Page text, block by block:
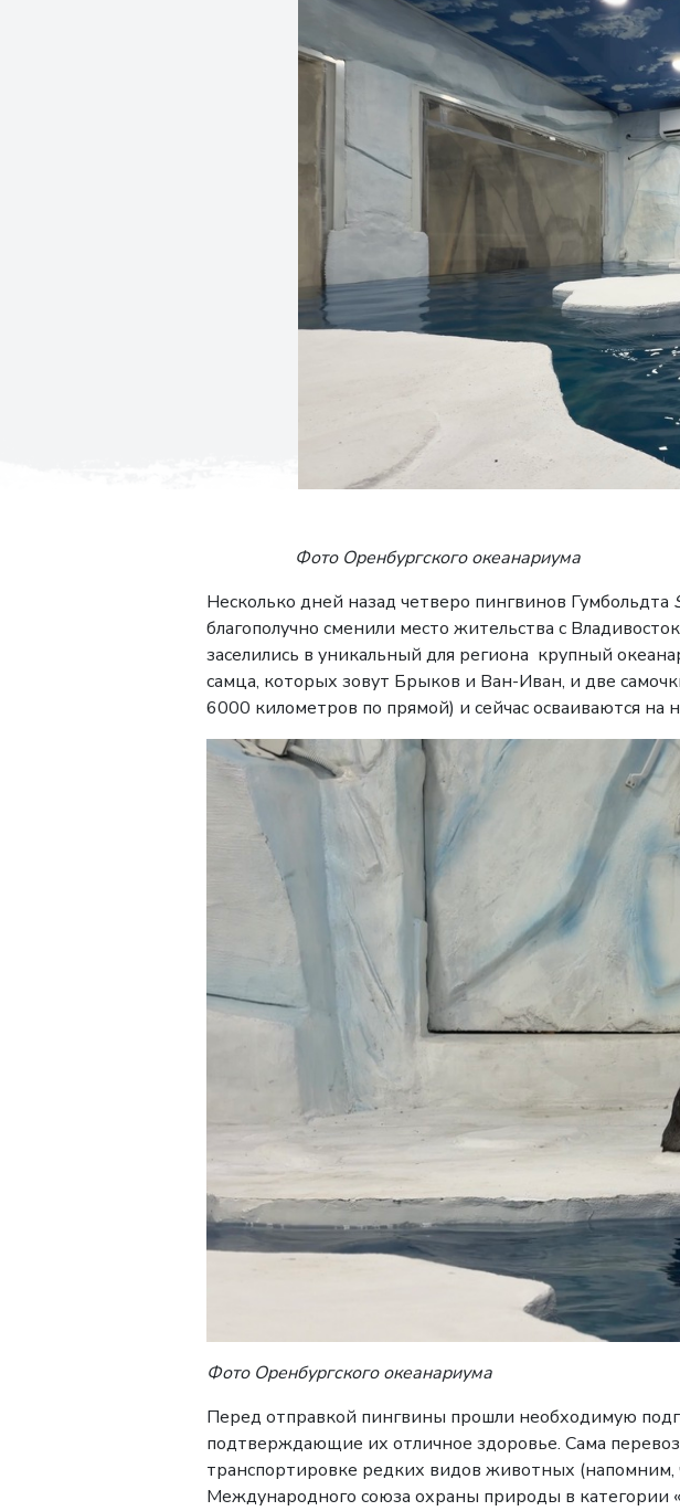
Фото Оренбургского океанариума
Несколько дней назад четверо пингвинов Гумбольдта
благополучно сменили место жительства с
заселились в уникальный для региона крупный
самца, которых зовут Брыков и Ван-Иван, и две
6000 километров по прямой) и сейчас осваиваются на
Фото Оренбургского океанариума
Перед отправкой пингвины прошли необходимую
подтверждающие их отличное здоровье. Сама
транспортировке редких видов животных (напомним,
Международного союза охраны природы в категории